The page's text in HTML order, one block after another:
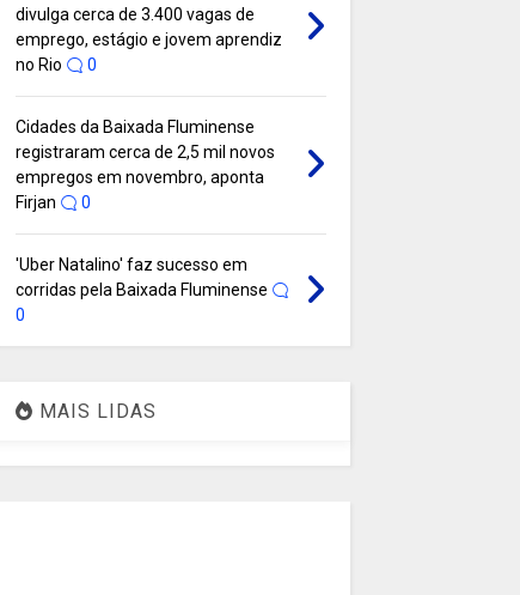
divulga cerca de 3.400 vagas de
emprego, estágio e jovem aprendiz
no Rio
0
Cidades da Baixada Fluminense
registraram cerca de 2,5 mil novos
empregos em novembro, aponta
Firjan
0
'Uber Natalino' faz sucesso em
corridas pela Baixada Fluminense
0
MAIS LIDAS